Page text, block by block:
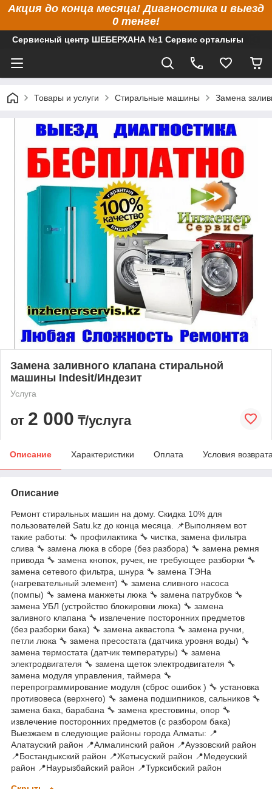
Акция до конца месяца! Диагностика и выезд
0 тенге!
Сервисный центр ШЕБЕРХАНА №1 Сервис орталығы
Товары и услуги Стиральные машины Замена
Замена заливного клапана стиральной
машины Indesit/Индезит
Услуга
от 2 000 ₸/услуга
Описание Характеристики Оплата Условия
Описание
Ремонт стиральных машин на дому. Скидка 10% для
пользователей Satu.kz до конца месяца. 📌Выполняем вот
такие работы: 🔧 профилактика 🔧 чистка, замена фильтра
слива 🔧 замена люка в сборе (без разбора) 🔧 замена ремня
привода 🔧 замена кнопок, ручек, не требующее разборки 🔧
замена сетевого фильтра, шнура 🔧 замена ТЭНа
(нагревательный элемент) 🔧 замена сливного насоса
(помпы) 🔧 замена манжеты люка 🔧 замена патрубков 🔧
замена УБЛ (устройство блокировки люка) 🔧 замена
заливного клапана 🔧 извлечение посторонних предметов
(без разборки бака) 🔧 замена аквастопа 🔧 замена ручки,
петли люка 🔧 замена пресостата (датчика уровня воды) 🔧
замена термостата (датчик температуры) 🔧 замена
электродвигателя 🔧 замена щеток электродвигателя 🔧
замена модуля управления, таймера 🔧
перепрограммирование модуля (сброс ошибок ) 🔧 установка
противовеса (верхнего) 🔧 замена подшипников, сальников 🔧
замена бака, барабана 🔧 замена крестовины, опор 🔧
извлечение посторонних предметов (с разбором бака)
Выезжаем в следующие районы города Алматы: 📍
Алатауский район 📍Алмалинский район 📍Ауэзовский район
📍Бостандыкский район 📍Жетысуский район 📍Медеуский
район 📍Наурызбайский район 📍Турксибский район